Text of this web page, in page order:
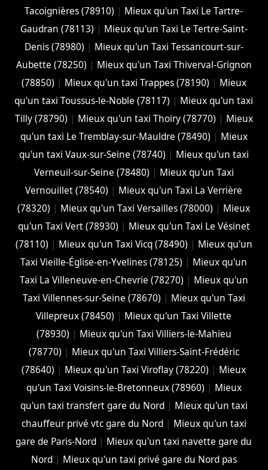
Tacoignières (78910) | Mieux qu'un Taxi Le Tartre-
Gaudran (78113) | Mieux qu'un Taxi Le Tertre-Saint-
Denis (78980) | Mieux qu'un Taxi Tessancourt-sur-
Aubette (78250) | Mieux qu'un Taxi Thiverval-Grignon
(78850) | Mieux qu'un taxi Trappes (78190) | Mieux
qu'un taxi Toussus-le-Noble (78117) | Mieux qu'un taxi
Tilly (78790) | Mieux qu'un taxi Thoiry (78770) | Mieux
qu'un taxi Le Tremblay-sur-Mauldre (78490) | Mieux
qu'un taxi Vaux-sur-Seine (78740) | Mieux qu'un taxi
Verneuil-sur-Seine (78480) | Mieux qu'un Taxi
Vernouillet (78540) | Mieux qu'un Taxi La Verrière
(78320) | Mieux qu'un Taxi Versailles (78000) | Mieux
qu'un Taxi Vert (78930) | Mieux qu'un Taxi Le Vésinet
(78110) | Mieux qu'un Taxi Vicq (78490) | Mieux qu'un
Taxi Vieille-Église-en-Yvelines (78125) | Mieux qu'un
Taxi La Villeneuve-en-Chevrie (78270) | Mieux qu'un
Taxi Villennes-sur-Seine (78670) | Mieux qu'un Taxi
Villepreux (78450) | Mieux qu'un Taxi Villette
(78930) | Mieux qu'un Taxi Villiers-le-Mahieu
(78770) | Mieux qu'un Taxi Villiers-Saint-Frédéric
(78640) | Mieux qu'un Taxi Viroflay (78220) | Mieux
qu'un Taxi Voisins-le-Bretonneux (78960) | Mieux
qu'un taxi transfert gare du Nord| Mieux qu'un taxi
chauffeur privé vtc gare du Nord| Mieux qu'un taxi
gare de Paris-Nord | Mieux qu'un taxi navette gare du
Nord| Mieux qu'un taxi privé gare du Nord pas